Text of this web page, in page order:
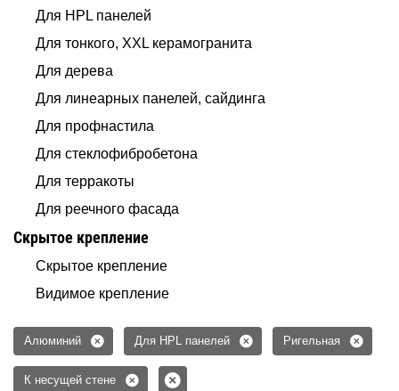
Для HPL панелей
Для тонкого, XXL керамогранита
Для дерева
Для линеарных панелей, сайдинга
Для профнастила
Для стеклофибробетона
Для терракоты
Для реечного фасада
Скрытое крепление
Скрытое крепление
Видимое крепление
Алюминий Для HPL панелей Ригельная
К несущей стене